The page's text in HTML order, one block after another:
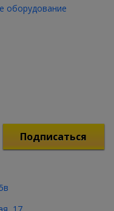
оборудование
Подписаться